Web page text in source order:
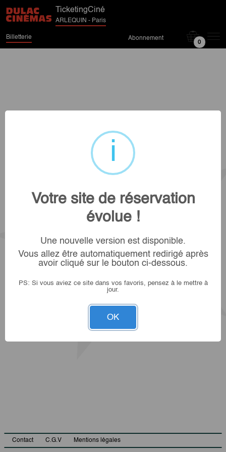
TicketingCiné
ARLEQUIN - Paris
Billetterie Abonnement
0
Contact C.G.V Mentions légales
Votre site de réservation
évolue !
Une nouvelle version est disponible.
Vous allez être automatiquement redirigé après
avoir cliqué sur le bouton ci-dessous.
PS: Si vous aviez ce site dans vos favoris, pensez à le mettre à
jour.
OK